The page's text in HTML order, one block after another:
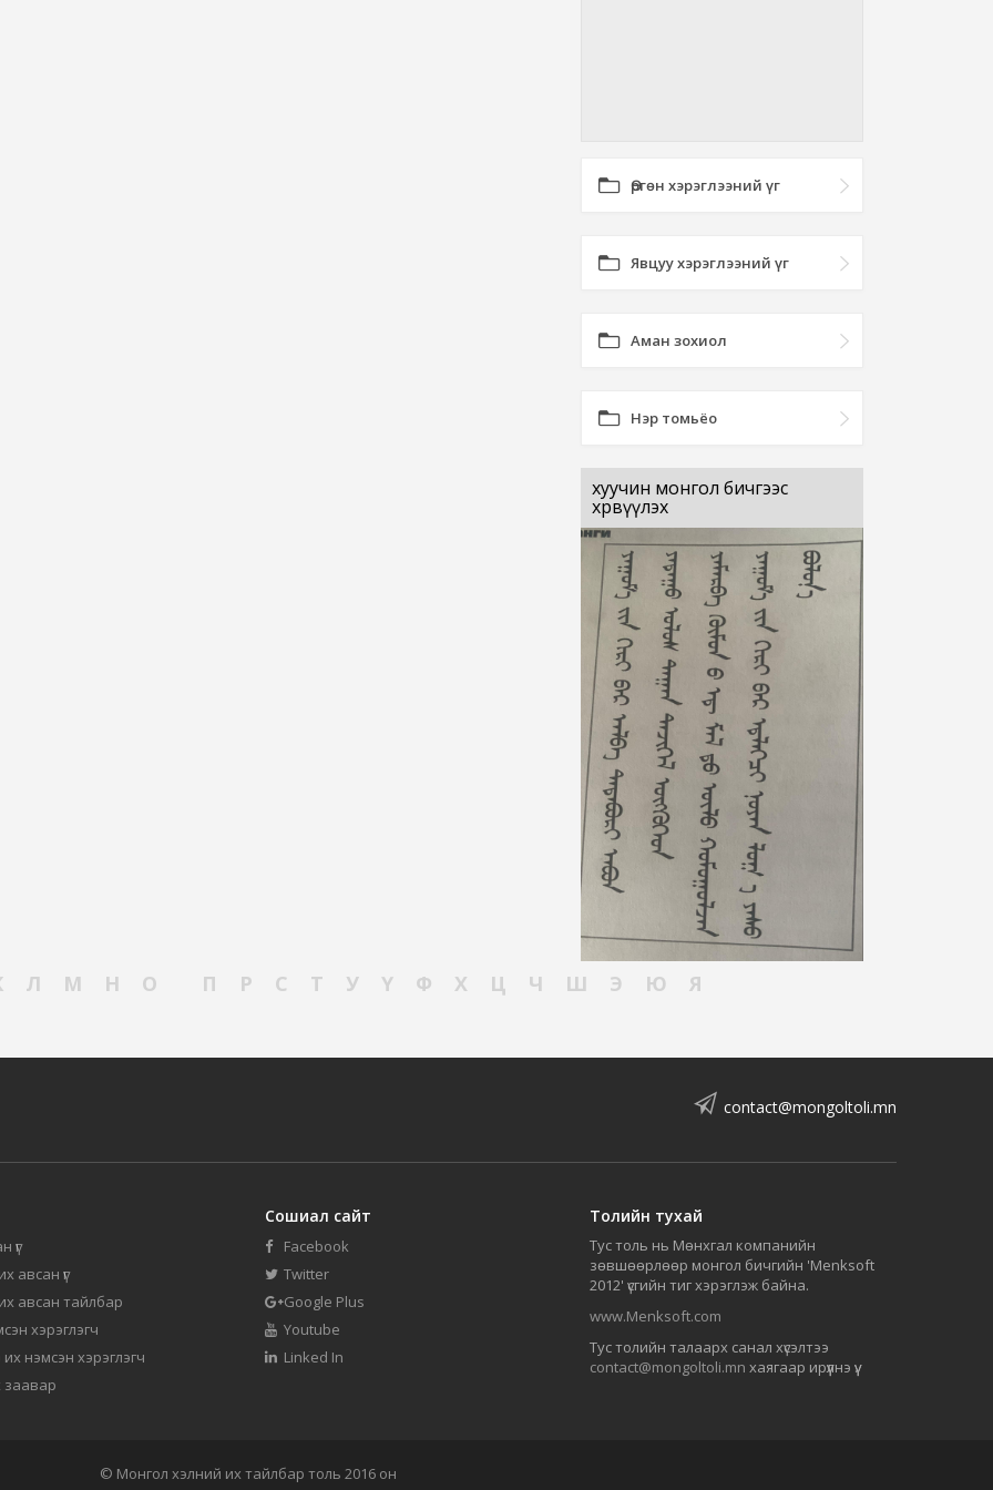
Өргөн хэрэглээний үг
Явцуу хэрэглээний үг
Аман зохиол
Нэр томьёо
хуучин монгол бичгээс
хөрвүүлэх
Л М Н О П Р С Т У Ү Ф Х Ц Ч Ш Э Ю Я
contact@mongoltoli.mn
үг
авсан үг
авсан тайлбар
хэрэглэгч
нэмсэн хэрэглэгч
заавар
Сошиал сайт
Facebook
Twitter
Google Plus
Youtube
Linked In
Толийн тухай
Тус толь нь Мөнхгал компанийн
зөвшөөрлөөр монгол бичгийн 'Menksoft
2012' үсгийн тиг хэрэглэж байна.
www.Menksoft.com
Тус толийн талаарх санал хүсэлтээ
contact@mongoltoli.mn хаягаар ирүүлнэ үү.
© Монгол хэлний их тайлбар толь 2016 он